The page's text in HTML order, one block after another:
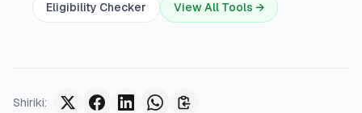
Eligibility Checker View All Tools →
Shiriki: